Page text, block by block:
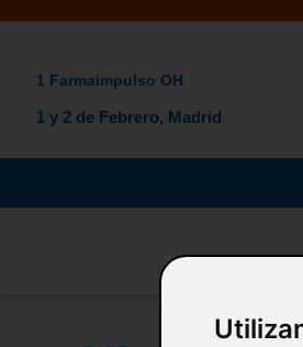
1 Farmaimpulso OH
1 y 2 de Febrero, Madrid